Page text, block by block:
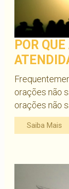
POR
orações não
orações não
Saiba Mais